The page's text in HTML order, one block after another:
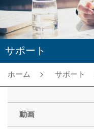
サポート
ホーム サポート
動画